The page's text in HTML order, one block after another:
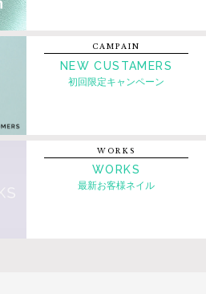
CAMPAIN
NEW CUSTAMERS
初回限定キャンペーン
WORKS
WORKS
最新お客様ネイル